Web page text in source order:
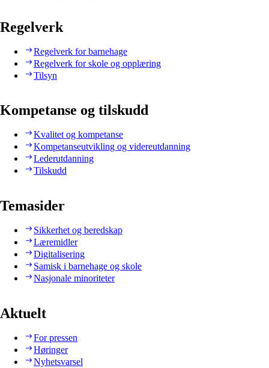
Regelverk
Regelverk for barnehage
Regelverk for skole og opplæring
Tilsyn
Kompetanse og tilskudd
Kvalitet og kompetanse
Kompetanseutvikling og videreutdanning
Lederutdanning
Tilskudd
Temasider
Sikkerhet og beredskap
Læremidler
Digitalisering
Samisk i barnehage og skole
Nasjonale minoriteter
Aktuelt
For pressen
Høringer
Nyhetsvarsel